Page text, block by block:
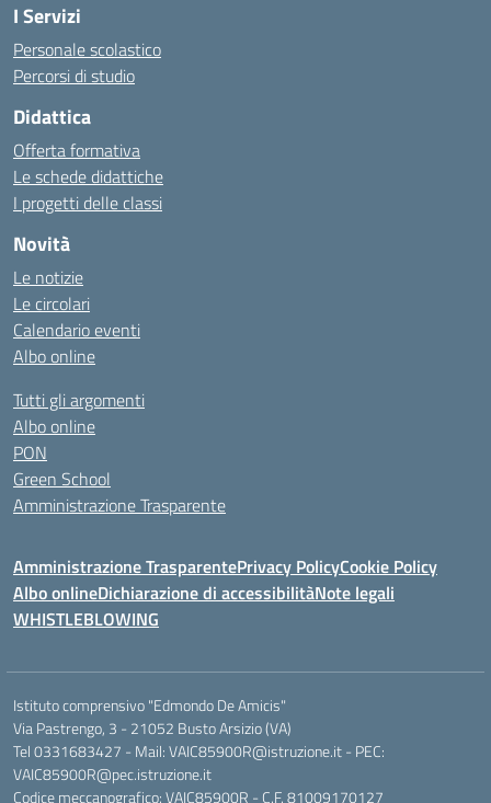
I Servizi
Personale scolastico
Percorsi di studio
Didattica
Offerta formativa
Le schede didattiche
I progetti delle classi
Novità
Le notizie
Le circolari
Calendario eventi
Albo online
Tutti gli argomenti
Albo online
PON
Green School
Amministrazione Trasparente
Amministrazione TrasparentePrivacy PolicyCookie Policy
Albo onlineDichiarazione di accessibilitàNote legali
WHISTLEBLOWING
Istituto comprensivo "Edmondo De Amicis"
Via Pastrengo, 3 - 21052 Busto Arsizio (VA)
Tel 0331683427 - Mail: VAIC85900R@istruzione.it - PEC:
VAIC85900R@pec.istruzione.it
Codice meccanografico: VAIC85900R - C.F. 81009170127